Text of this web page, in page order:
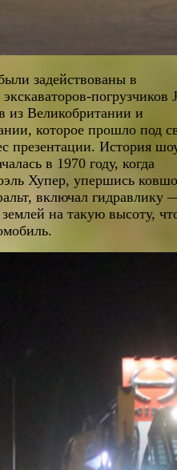
задействованы в
торов-погрузчиков
из Великобритании и
которое прошло под
презентации. История
в 1970 году, когда
Хупер, упершись
включал гидравлику
на такую высоту,